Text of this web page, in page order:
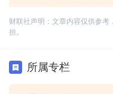
财联社声明：文章内容仅供参考
担。
所属专栏